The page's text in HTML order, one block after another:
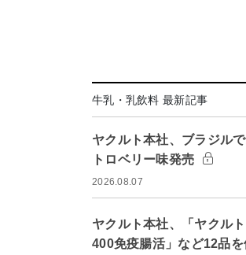
牛乳・乳飲料 最新記事
ヤクルト本社、ブラジル
トロベリー味発売
2026.08.07
ヤクルト本社、「ヤクルト
400免疫腸活」など12品を